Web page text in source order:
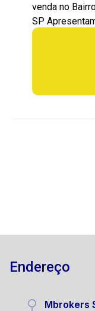
venda no Bairro
SP Apresentamos este Excelente terreno na
cidade de
topografia, positivo, com
Jardim
Terreno positivo! Entre em contato
Endereço
Mbrokers